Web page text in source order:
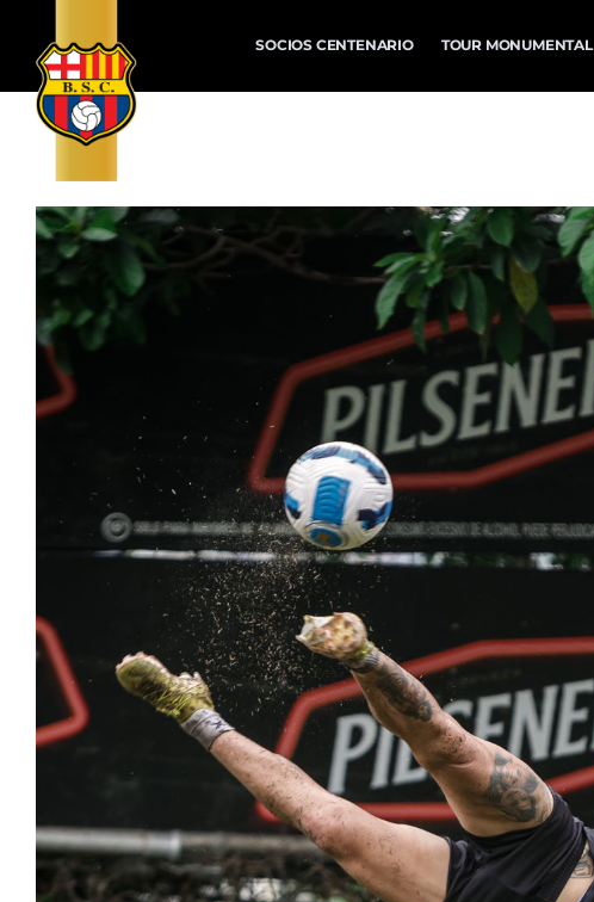
SOCIOS CENTENARIO TOUR MONUMENTAL